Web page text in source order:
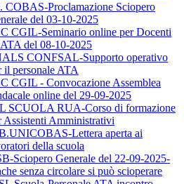
COBAS-Proclamazione Sciopero
del 03-10-2025
CGIL-Seminario online per Docenti
del 08-10-2025
CONFSAL-Supporto operativo
il personale ATA
CGIL - Convocazione Assemblea
online del 29-09-2025
SCUOLA RUA-Corso di formazione
Assistenti Amministrativi
Lettera aperta ai
della scuola
Sciopero Generale del 22-09-2025-
senza circolare si può scioperare